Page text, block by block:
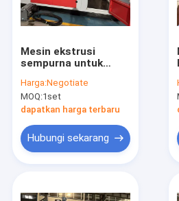
Tur Pabrik
Berita
Permintaan Penawaran
ekstrusi mesin blow molding
Mesin ekstrusi
sempurna untuk
kemasan plastik dan
botol
Harga:Negotiate
MOQ:1set
dapatkan harga terbaru
Hubungi sekarang